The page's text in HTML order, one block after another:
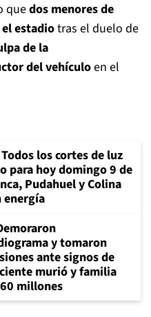
quedos menores de
estadiotras el duelo de
de la
del vehículoen el
Todos los cortes de luz
para hoy domingo 9 de
Pudahuel y Colina
energía
y tomaron
ante signos de
murió y familia
millones